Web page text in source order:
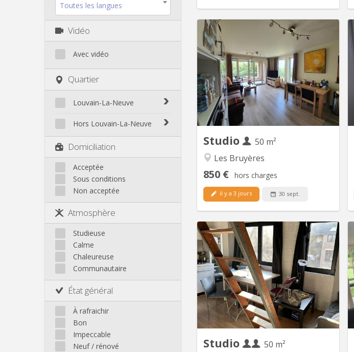
Toutes les langues
Vidéo
Avec vidéo
Quartier
Louvain-La-Neuve
Biéreau
Centre
L'Hocaille
La Baraque
Lauzelle
Les Bruyères
Hors Louvain-La-Neuve
Genappe
Mont-Saint-Guibert
Nivelles
Ottignies
Rixensart
Walhain
Wavre
Autre
Domiciliation
Acceptée
Sous conditions
Non acceptée
Atmosphère
Studieuse
Calme
Chaleureuse
Communautaire
État général
À rafraichir
Bon
Impeccable
Neuf / rénové
Studio
50 m²
Les Bruyères
850 € hors charges
il y a 3 jours 30 sept.
Bonjour, Je sous-loue mon studio-
appartement meublé (1 chambre) situé
aux Bruyères pour une durée de 11
mois, de fin septembre 2026 à fin août
2027, ou 11 mois à convenir ensemble.
Le logement est destiné à un étudiant
en master ou à un jeune travailleur
(pas de couple svp). Il se trouve dans
Studio
50 m²
KV 1083
flat duplex meublé. pièce de séjour,
kitchenette équipée, sdb, 2 coins à
dormir dont un en mezzanine Visites
sur rdv ( )